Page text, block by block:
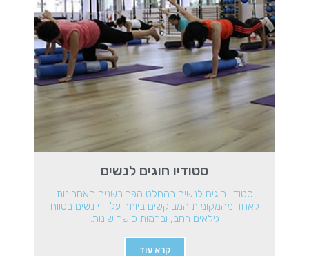
סטודיו חוגים לנשים
סטודיו חוגים לנשים בהחלט הפך בשנים האחרונות
לאחד מהמקומות המבוקשים ביותר על ידי נשים בטווח
גילאים רחב, וברמות כושר שונות.
קרא עוד